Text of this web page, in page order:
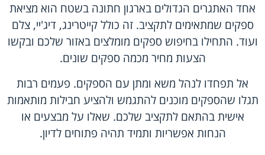
אחד האתגרים הגדולים בארגון חתונה בשטח הוא מציאת
ספקים שמתאימים לתקציב. זה כולל קייטרינג, דיג'יי, צלם
ועוד. התחילו בחיפוש ספקים מומלצים באזור שלכם ובקשו
הצעות מחיר מכמה ספקים שונים.
אל תפחדו לנהל משא ומתן עם הספקים. פעמים רבות
תגלו שהספקים מוכנים להתגמש ולהציע חבילות מותאמות
אישית בהתאם לתקציב שלכם. שאלו על מבצעים או
הנחות אפשריות ותמיד תהיה פתוחים לדיון.